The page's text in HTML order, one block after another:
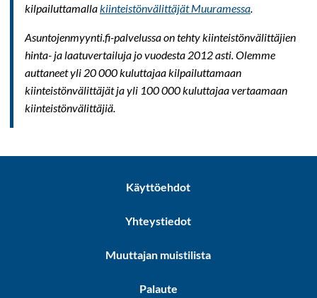
kilpailuttamallakiinteistönvälittäjät Muuramessa.
Asuntojenmyynti.fi-palvelussa on tehty kiinteistönvälittäjien
hinta- ja laatuvertailuja jo vuodesta 2012 asti. Olemme
auttaneet yli 20 000 kuluttajaa kilpailuttamaan
kiinteistönvälittäjät ja yli 100 000 kuluttajaa vertaamaan
kiinteistönvälittäjiä.
Käyttöehdot
Yhteystiedot
Muuttajan muistilista
Palaute